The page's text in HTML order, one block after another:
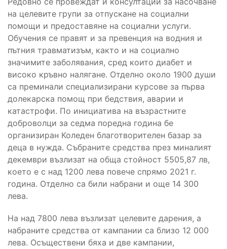
на целевите групи за отпускане на социални
помощи и предоставяне на социални услуги.
Обучения се правят и за превенция на водния и
пътния травматизъм, както и на социално
значимите заболявания, сред които диабет и
високо кръвно налягане. Отделно около 1900 души
са преминали специализирани курсове за първа
долекарска помощ при бедствия, аварии и
катастрофи. По инициатива на възрастните
доброволци за седма поредна година бе
организиран Коледен благотворителен базар за
деца в нужда. Събраните средства през миналият
декември възлизат на обща стойност 5505,87 лв,
което е с над 1200 лева повече спрямо 2021 г.
година. Отделно са били набрани и още 14 300
лева.
На над 7800 лева възлизат целевите дарения, а
набраните средства от кампании са близо 12 000
лева. Осъществени бяха и две кампании,